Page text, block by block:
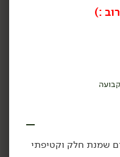
:)
שמנת חלק וקטיפתי